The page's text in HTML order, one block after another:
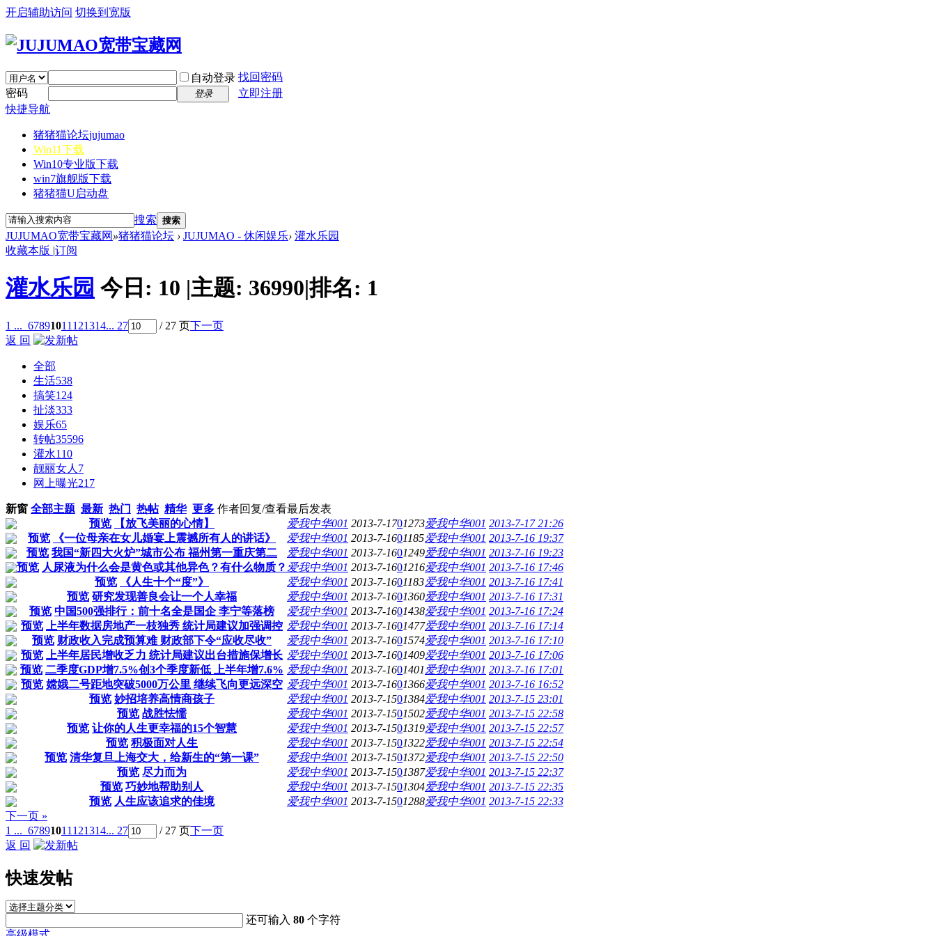
开启辅助访问 切换到宽版
自动登录 找回密码
密码
登录
立即注册
快捷导航
猪猪猫论坛jujumao
Win11下载
Win10专业版下载
win7旗舰版下载
猪猪猫U启动盘
搜索 搜索
JUJUMAO宽带宝藏网 »猪猪猫论坛 › JUJUMAO - 休闲娱乐› 灌水乐园
收藏本版 |订阅
灌水乐园 今日: 10 |主题: 36990|排名: 1
1 ... 67891011 121314... 27 / 27 页下一页
返 回
全部
生活538
搞笑124
扯淡333
娱乐65
转帖35596
灌水110
靓丽女人 7
网上曝光217
新窗 全部主题 最新 热门 热帖 精华 更多 作者回复/查看最后发表
预览
【放飞美丽的心情】 爱我中华001 2013-7-1701273爱我中华001 2013-7-17 21:26
预览
《一位母亲在女儿婚宴上震撼所有人的讲话》 爱我中华001 2013-7-1601185爱我中华001 2013-7-16 19:37
预览 我国“新四大火炉”城市公布 福州第一重庆第二 爱我中华001 2013-7-1601249爱我中华001 2013-7-16 19:23
预览 人尿液为什么会是黄色或其他异色？有什么物质？ 爱我中华001 2013-7-1601216爱我中华001 2013-7-16 17:46
预览
《人生十个“度”》 爱我中华001 2013-7-1601183爱我中华001 2013-7-16 17:41
预览 研究发现善良会让一个人幸福 爱我中华001 2013-7-1601360爱我中华001 2013-7-16 17:31
预览 中国500强排行：前十名全是国企 李宁等落榜 爱我中华001 2013-7-1601438爱我中华001 2013-7-16 17:24
预览
上半年数据房地产一枝独秀 统计局建议加强调控 爱我中华001 2013-7-1601477爱我中华001 2013-7-16 17:14
预览 财政收入完成预算难 财政部下令“应收尽收” 爱我中华001 2013-7-1601574爱我中华001 2013-7-16 17:10
预览
上半年居民增收乏力 统计局建议出台措施保增长 爱我中华001 2013-7-1601409爱我中华001 2013-7-16 17:06
预览 二季度GDP增7.5%创3个季度新低 上半年增7.6% 爱我中华001 2013-7-1601401 爱我中华001 2013-7-16 17:01
预览 嫦娥二号距地突破5000万公里 继续飞向更远深空 爱我中华001 2013-7-1601366爱我中华001 2013-7-16 16:52
预览 妙招培养高情商孩子 爱我中华001 2013-7-1501384爱我中华001 2013-7-15 23:01
预览 战胜怯懦 爱我中华001 2013-7-1501502爱我中华001 2013-7-15 22:58
预览 让你的人生更幸福的15个智慧 爱我中华001 2013-7-1501319爱我中华001 2013-7-15 22:57
预览 积极面对人生 爱我中华001 2013-7-1501322爱我中华001 2013-7-15 22:54
预览 清华复旦上海交大，给新生的“第一课” 爱我中华001 2013-7-1501372爱我中华001 2013-7-15 22:50
预览 尽力而为 爱我中华001 2013-7-1501387爱我中华001 2013-7-15 22:37
预览 巧妙地帮助别人 爱我中华001 2013-7-1501304爱我中华001 2013-7-15 22:35
预览 人生应该追求的佳境 爱我中华001 2013-7-1501288爱我中华001 2013-7-15 22:33
下一页 »
1 ... 67891011 121314... 27 / 27 页下一页
返 回
快速发帖
还可输入80 个字符